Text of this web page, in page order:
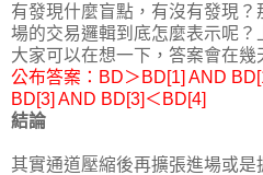
有發現什麼盲點，有沒有發現
場的交易邏輯到底怎麼表示呢？
大家可以在想一下，答案會在幾
公布答案：BD＞BD[1] AND
BD[3] AND BD[3]＜BD[4]
結論
其實通道壓縮後再擴張進場或